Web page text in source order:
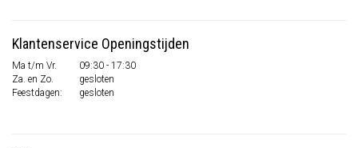
Klantenservice Openingstijden
Ma t/m Vr.
09:30 - 17:30
Za. en Zo.
gesloten
Feestdagen:
gesloten